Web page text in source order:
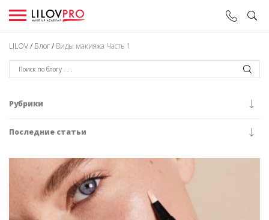
LILOV/ Блог/ Виды макияжа Часть 1
Рубрики
Последние статьи